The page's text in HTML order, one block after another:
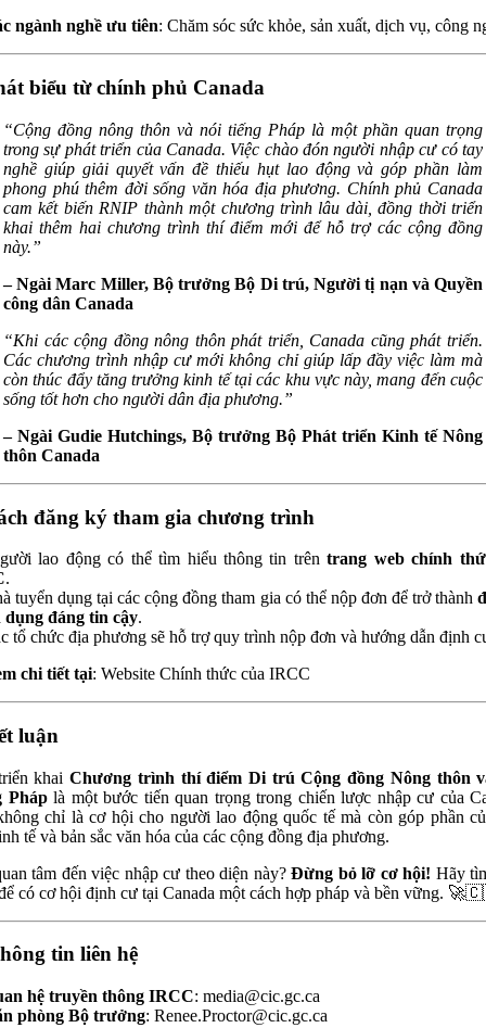
ngành nghề ưu tiên: Chăm sóc sức khỏe, sản xuất, dịch vụ, công
biểu từ chính phủ Canada
“Cộng đồng nông thôn và nói tiếng Pháp là một phần quan trọng
trong sự phát triển của Canada. Việc chào đón người nhập cư có tay
nghề giúp giải quyết vấn đề thiếu hụt lao động và góp phần làm
phong phú thêm đời sống văn hóa địa phương. Chính phủ Canada
cam kết biến RNIP thành một chương trình lâu dài, đồng thời triển
khai thêm hai chương trình thí điểm mới để hỗ trợ các cộng đồng
này.”
– Ngài Marc Miller, Bộ trưởng Bộ Di trú, Người tị nạn và Quyền
công dân Canada
“Khi các cộng đồng nông thôn phát triển, Canada cũng phát triển.
Các chương trình nhập cư mới không chỉ giúp lấp đầy việc làm mà
còn thúc đẩy tăng trưởng kinh tế tại các khu vực này, mang đến cuộc
sống tốt hơn cho người dân địa phương.”
– Ngài Gudie Hutchings, Bộ trưởng Bộ Phát triển Kinh tế Nông
thôn Canada
đăng ký tham gia chương trình
lao động có thể tìm hiểu thông tin trêntrang web chính
.
tuyển dụng tại các cộng đồng tham gia có thể nộp đơn để trở thành
dụng đáng tin cậy.
tổ chức địa phương sẽ hỗ trợ quy trình nộp đơn và hướng dẫn định
chi tiết tại: Website Chính thức của IRCC
luận
khaiChương trình thí điểm Di trú Cộng đồng Nông thôn
Pháplà một bước tiến quan trọng trong chiến lược nhập cư của
chỉ là cơ hội cho người lao động quốc tế mà còn góp phần
tế và bản sắc văn hóa của các cộng đồng địa phương.
tâm đến việc nhập cư theo diện này?Đừng bỏ lỡ cơ hội! Hãy
có cơ hội định cư tại Canada một cách hợp pháp và bền vững.
tin liên hệ
hệ truyền thông IRCC: media@cic.gc.ca
phòng Bộ trưởng: Renee.Proctor@cic.gc.ca